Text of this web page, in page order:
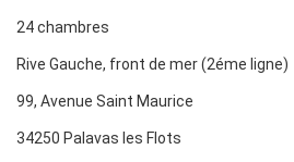
24 chambres
Rive Gauche, front de mer (2éme ligne)
99, Avenue Saint Maurice
34250 Palavas les Flots